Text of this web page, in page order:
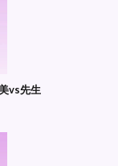
vs先生